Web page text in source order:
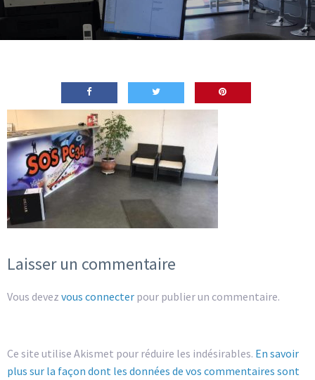
Laisser un commentaire
Vous devez vous connecter pour publier un commentaire.
Ce site utilise Akismet pour réduire les indésirables. En savoir
plus sur la façon dont les données de vos commentaires sont